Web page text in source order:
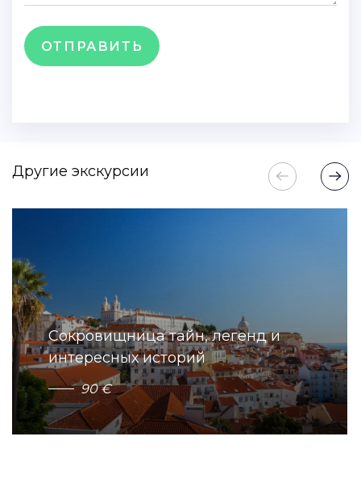
ОТПРАВИТЬ
Другие экскурсии
Сокровищница тайн, легенд и
интересных историй
90 €